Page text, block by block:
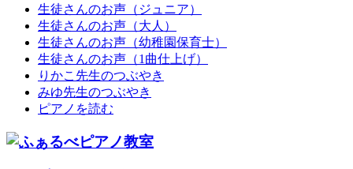
生徒さんのお声（ジュニア）
生徒さんのお声（大人）
生徒さんのお声（幼稚園保育士）
生徒さんのお声（1曲仕上げ）
りかこ先生のつぶやき
みゆ先生のつぶやき
ピアノを読む